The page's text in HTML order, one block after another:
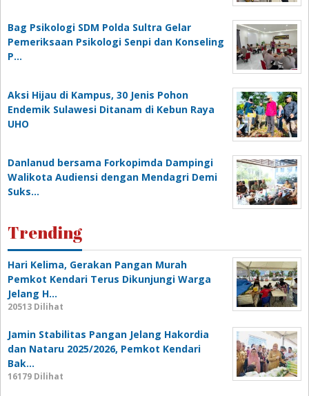
Bag Psikologi SDM Polda Sultra Gelar
Pemeriksaan Psikologi Senpi dan Konseling
P…
‎Aksi Hijau di Kampus, 30 Jenis Pohon
Endemik Sulawesi Ditanam di Kebun Raya
UHO
Danlanud bersama Forkopimda Dampingi
Walikota Audiensi dengan Mendagri Demi
Suks…
Trending
Hari Kelima, Gerakan Pangan Murah
Pemkot Kendari Terus Dikunjungi Warga
Jelang H…
20513 Dilihat
Jamin Stabilitas Pangan Jelang Hakordia
dan Nataru 2025/2026, Pemkot Kendari
Bak…
16179 Dilihat